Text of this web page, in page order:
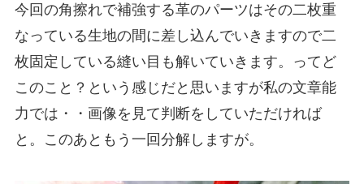
今回の角擦れで補強する革のパーツはその二枚重
なっている生地の間に差し込んでいきますので二
枚固定している縫い目も解いていきます。ってど
このこと？という感じだと思いますが私の文章能
力では・・画像を見て判断をしていただければ
と。このあともう一回分解しますが。